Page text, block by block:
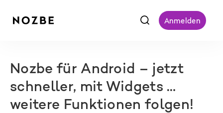
f Anmelden
Nozbe für Android – jetzt
schneller, mit Widgets …
weitere Funktionen folgen!